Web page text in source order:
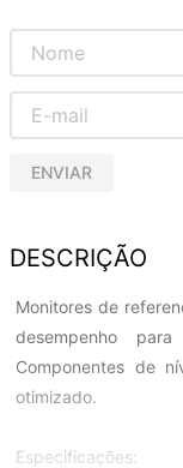
ENVIAR
DESCRIÇÃO
Monitores de
desempenho
Componentes de
otimizado.
Especificações: